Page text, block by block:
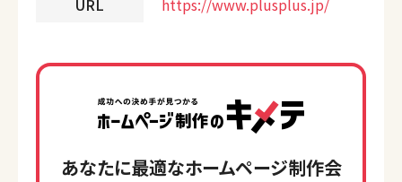
URL
https://www.plusplus.jp/
あなたに最適なホームページ制作会